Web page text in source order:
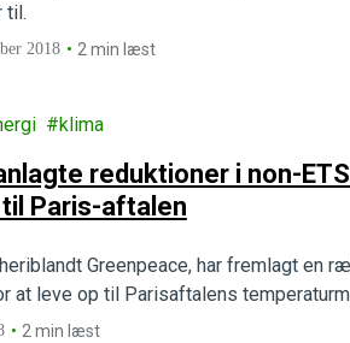
til.
2018 2 min læst
klima
reduktioner i non-
Paris-aftalen
Greenpeace, har fremlagt en
at leve op til Parisaftalens
2 min læst